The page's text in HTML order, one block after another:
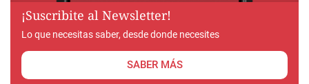
¡Suscribite al Newsletter!
Lo que necesitas saber, desde donde necesites
SABER MÁS